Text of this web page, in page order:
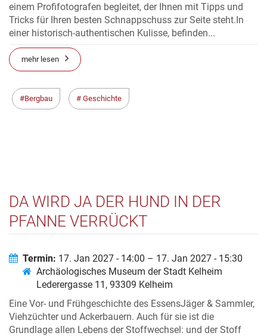
einem Profifotografen begleitet, der Ihnen mit Tipps und
Tricks für Ihren besten Schnappschuss zur Seite steht.In
einer historisch-authentischen Kulisse, befinden...
mehr lesen
Bergbau Geschichte
DA WIRD JA DER HUND IN DER
PFANNE VERRÜCKT
Termin: 17. Jan 2027 - 14:00 – 17. Jan 2027 - 15:30
Archäologisches Museum der Stadt Kelheim
Lederergasse 11, 93309 Kelheim
Eine Vor- und Frühgeschichte des EssensJäger & Sammler,
Viehzüchter und Ackerbauern. Auch für sie ist die
Grundlage allen Lebens der Stoffwechsel: und der Stoff